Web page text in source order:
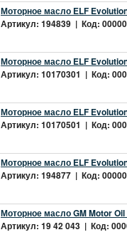
Моторное масло ELF
Артикул: 194839 | Код:
Моторное масло ELF
Артикул: 10170301 | Код:
Моторное масло ELF
Артикул: 10170501 | Код:
Моторное масло ELF
Артикул: 194877 | Код:
Моторное масло GM Motor Oil
Артикул: 19 42 043 | Код: